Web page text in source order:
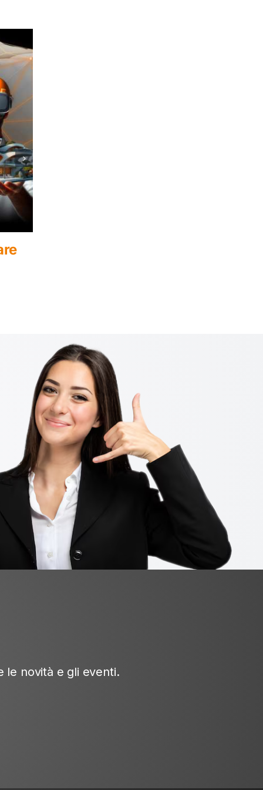
Giugno
le novità e gli eventi.